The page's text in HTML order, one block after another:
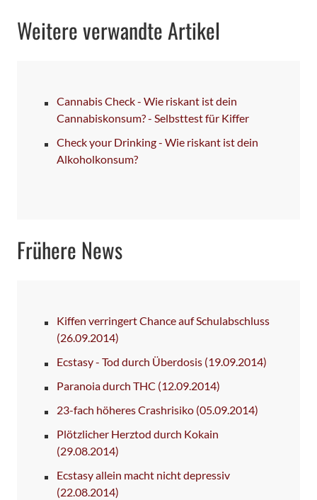
Weitere verwandte Artikel
Cannabis Check - Wie riskant ist dein
Cannabiskonsum? - Selbsttest für Kiffer
Check your Drinking - Wie riskant ist dein
Alkoholkonsum?
Frühere News
Kiffen verringert Chance auf Schulabschluss
(26.09.2014)
Ecstasy - Tod durch Überdosis (19.09.2014)
Paranoia durch THC (12.09.2014)
23-fach höheres Crashrisiko (05.09.2014)
Plötzlicher Herztod durch Kokain
(29.08.2014)
Ecstasy allein macht nicht depressiv
(22.08.2014)